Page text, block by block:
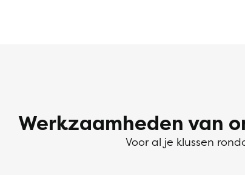
Werkzaamheden van
Voor al je klussen